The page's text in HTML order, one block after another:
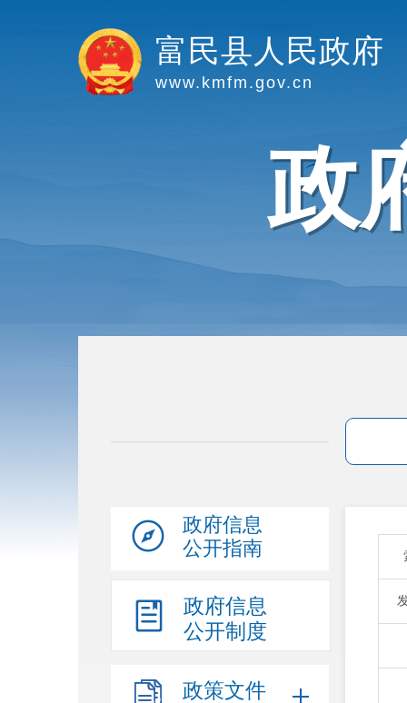
富民县人民政府
www.kmfm.gov.cn
政
政府信息
公开指南
政府信息
公开制度
政策文件